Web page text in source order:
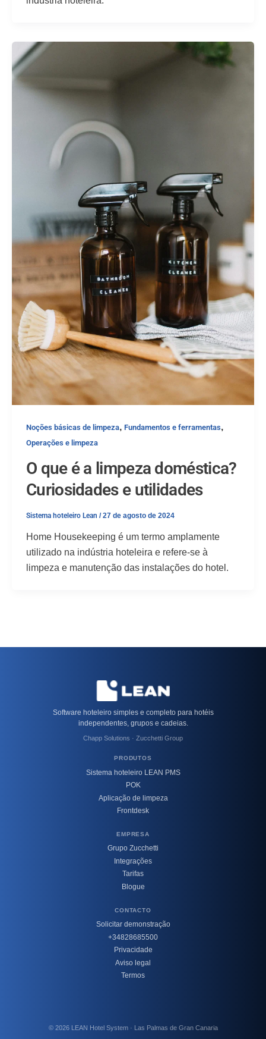
Noções básicas de limpeza, Fundamentos e ferramentas,
Operações e limpeza
O que é a limpeza doméstica?
Curiosidades e utilidades
Sistema hoteleiro Lean /27 de agosto de 2024
Home Housekeeping é um termo amplamente
utilizado na indústria hoteleira e refere-se à
limpeza e manutenção das instalações do hotel.
Software hoteleiro simples e completo para hotéis
independentes, grupos e cadeias.
Chapp Solutions · Zucchetti Group
PRODUTOS
Sistema hoteleiro LEAN PMS
POK
Aplicação de limpeza
Frontdesk
EMPRESA
Grupo Zucchetti
Integrações
Tarifas
Blogue
CONTACTO
Solicitar demonstração
+34828685500
Privacidade
Aviso legal
Termos
© 2026 LEAN Hotel System · Las Palmas de Gran Canaria